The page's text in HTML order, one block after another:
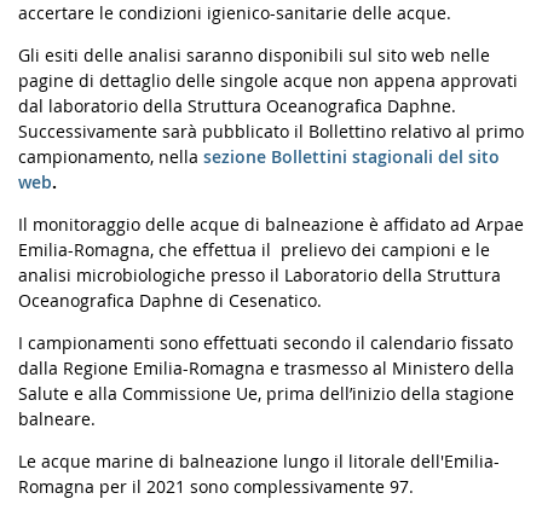
accertare le condizioni igienico-sanitarie delle acque.
Gli esiti delle analisi saranno disponibili sul sito web nelle
pagine di dettaglio delle singole acque non appena approvati
dal laboratorio della Struttura Oceanografica Daphne.
Successivamente sarà pubblicato il Bollettino relativo al primo
campionamento, nella sezione Bollettini stagionali del sito
web.
Il monitoraggio delle acque di balneazione è affidato ad Arpae
Emilia-Romagna, che effettua il prelievo dei campioni e le
analisi microbiologiche presso il Laboratorio della Struttura
Oceanografica Daphne di Cesenatico.
I campionamenti sono effettuati secondo il calendario fissato
dalla Regione Emilia-Romagna e trasmesso al Ministero della
Salute e alla Commissione Ue, prima dell’inizio della stagione
balneare.
Le acque marine di balneazione lungo il litorale dell'Emilia-
Romagna per il 2021 sono complessivamente 97.